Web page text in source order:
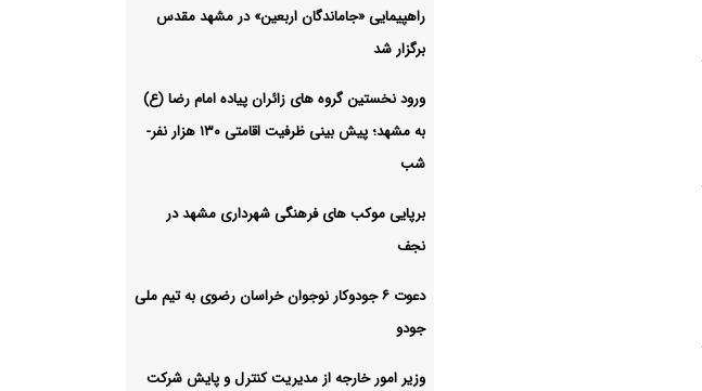
راهپیمایی «جاماندگان اربعین» در مشهد مقدس
برگزار شد
ورود نخستین گروه‌ های زائران پیاده امام رضا (ع)
به مشهد؛ پیش‌ بینی ظرفیت اقامتی ۱۳۰ هزار نفر-
شب
برپایی موکب های فرهنگی شهرداری مشهد در
نجف
دعوت ۶ جودوکار نوجوان خراسان رضوی به تیم ملی
جودو
وزیر امور خارجه از مدیریت کنترل و پایش شرکت